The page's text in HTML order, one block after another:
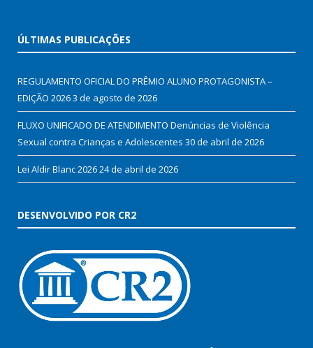
ÚLTIMAS PUBLICAÇÕES
REGULAMENTO OFICIAL DO PRÊMIO ALUNO PROTAGONISTA –
EDIÇÃO 20263 de agosto de 2026
FLUXO UNIFICADO DE ATENDIMENTO Denúncias de Violência
Sexual contra Crianças e Adolescentes 30 de abril de 2026
Lei Aldir Blanc 202624 de abril de 2026
DESENVOLVIDO POR CR2